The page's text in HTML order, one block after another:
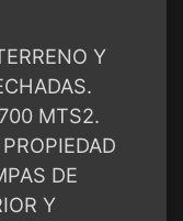
Y
MTS2.
DE
Y